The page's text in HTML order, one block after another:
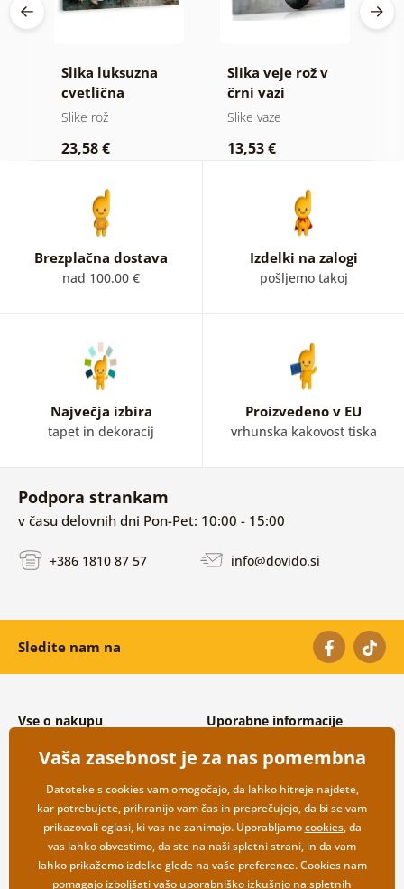
Slika luksuzna
cvetlična
harmonija
Slike rož
23,58 €
Slika veje rož v
črni vazi
Slike vaze
13,53 €
Brezplačna dostava
nad 100.00 €
Izdelki na zalogi
pošljemo takoj
Največja izbira
tapet in dekoracij
Proizvedeno v EU
vrhunska kakovost tiska
Podpora strankam
v času delovnih dni Pon-Pet: 10:00 - 15:00
+386 1810 87 57 info@dovido.si
Sledite nam na
Vse o nakupu
Splošni in reklamacijski pogoji
Varovanje osebnih podatkov
Možnosti dostave in plačila
Vračilo blaga
Uporabne informacije
Pogosto zastavljena vprašanja
Kontakti
Veleprodaja
Vaša zasebnost je za nas pomembna
Datoteke s cookies vam omogočajo, da lahko hitreje najdete,
kar potrebujete, prihranijo vam čas in preprečujejo, da bi se vam
prikazovali oglasi, ki vas ne zanimajo. Uporabljamocookies, da
vas lahko obvestimo, da ste na naši spletni strani, in da vam
lahko prikažemo izdelke glede na vaše preference. Cookies nam
pomagajo izboljšati vašo uporabniško izkušnjo na spletnih